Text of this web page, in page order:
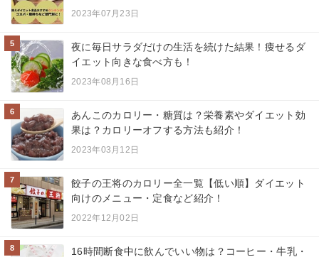
2023年07月23日
5
夜に毎日サラダだけの生活を続けた結果！痩せるダ
イエット向きな食べ方も！
2023年08月16日
6
あんこのカロリー・糖質は？栄養素やダイエット効
果は？カロリーオフする方法も紹介！
2023年03月12日
7
餃子の王将のカロリー全一覧【低い順】ダイエット
向けのメニュー・定食など紹介！
2022年12月02日
8
16時間断食中に飲んでいい物は？コーヒー・牛乳・